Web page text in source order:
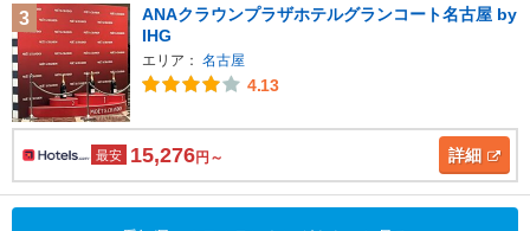
3
ANAクラウンプラザホテルグランコート名古屋 by
IHG
エリア： 名古屋
4.13
最安 15,276円～ 詳細